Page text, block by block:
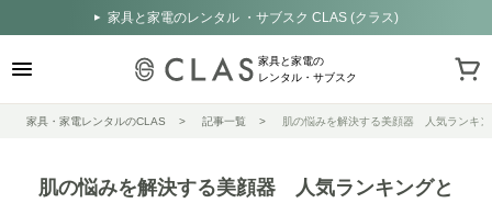
家具と家電のレンタル ・サブスク CLAS (クラス)
家具と家電の
レンタル・サブスク
家具・家電レンタルのCLAS 記事一覧 肌の悩みを解決する美顔器 人気ランキ
肌の悩みを解決する美顔器 人気ランキングと